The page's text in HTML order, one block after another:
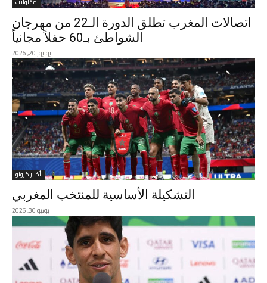
اتصالات المغرب تطلق الدورة الـ22 من مهرجان
الشواطئ بـ60 حفلاً مجانياً
يوليوز 20, 2026
أخبار كرونو
التشكيلة الأساسية للمنتخب المغربي
يونيو 30, 2026